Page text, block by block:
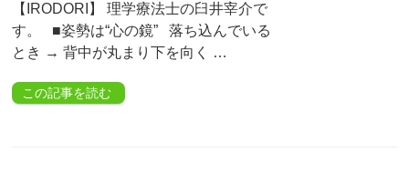
【IRODORI】 理学療法士の臼井宰介で
す。 ■姿勢は“心の鏡” 落ち込んでいる
とき → 背中が丸まり下を向く …
この記事を読む